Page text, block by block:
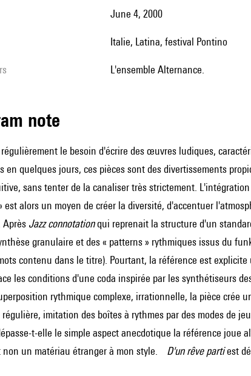
June 4, 2000
Italie, Latina, festival Pontino
l'ensemble Alternance.
note
le besoin d'écrire des œuvres ludiques,
en quelques jours, ces pièces sont des divertissements
sans tenter de la canaliser très strictement.
est alors un moyen de créer la diversité, d'accentuer
Après Jazz connotationqui reprenait la structure d'un
granulaire et des « patterns » rythmiques issus du
contenu dans le titre). Pourtant, la référence est
les conditions d'une coda inspirée par les synthétiseurs
rythmique complexe, irrationnelle, la pièce crée
imitation des boîtes à rythmes par des modes de
t-elle le simple aspect anecdotique la référence joue
un matériau étranger à mon style. D'un rêve partiest